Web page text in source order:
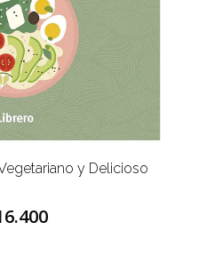
y Delicioso